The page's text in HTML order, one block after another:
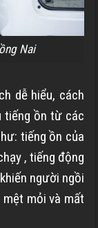
Nai
dễ hiểu, cách
tiếng ồn từ các
tiếng ồn của
, tiếng động
người ngồi
mỏi và mất